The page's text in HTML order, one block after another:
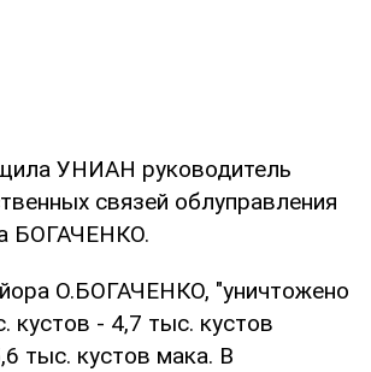
УНИАН руководитель
связей облуправления
БОГАЧЕНКО.
О.БОГАЧЕНКО, "уничтожено
кустов - 4,7 тыс. кустов
тыс. кустов мака. В